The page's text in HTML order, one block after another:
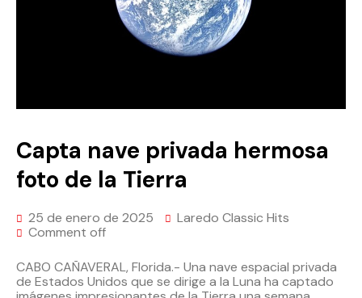
Capta nave privada hermosa
foto de la Tierra
25 de enero de 2025
Laredo Classic Hits
Comment off
CABO CAÑAVERAL, Florida.- Una nave espacial privada
de Estados Unidos que se dirige a la Luna ha captado